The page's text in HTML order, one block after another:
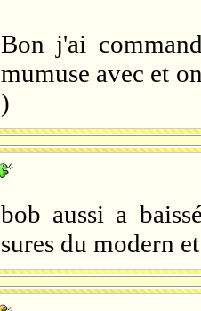
Bon j'ai
mumuse avec et
)
bob aussi a
sures du modern